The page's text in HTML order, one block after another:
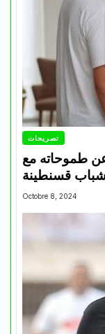
تصريحات
طموحاته مع
شباب قسنطينة
Octobre 8, 2024